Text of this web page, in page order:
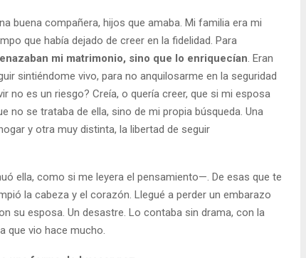
buena compañera, hijos que amaba. Mi familia era mi
que había dejado de creer en la fidelidad. Para
mi matrimonio, sino que lo enriquecían. Eran
sintiéndome vivo, para no anquilosarme en la seguridad
no es un riesgo? Creía, o quería creer, que si mi esposa
no se trataba de ella, sino de mi propia búsqueda. Una
y otra muy distinta, la libertad de seguir
ella, como si me leyera el pensamiento—. De esas que te
la cabeza y el corazón. Llegué a perder un embarazo
su esposa. Un desastre. Lo contaba sin drama, con la
que vio hace mucho.